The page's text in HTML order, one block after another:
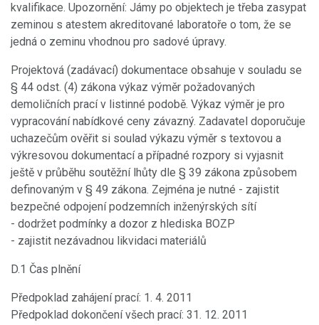
kvalifikace. Upozornění: Jámy po objektech je třeba zasypat
zeminou s atestem akreditované laboratoře o tom, že se
jedná o zeminu vhodnou pro sadové úpravy.
Projektová (zadávací) dokumentace obsahuje v souladu se
§ 44 odst. (4) zákona výkaz výměr požadovaných
demoličních prací v listinné podobě. Výkaz výměr je pro
vypracování nabídkové ceny závazný. Zadavatel doporučuje
uchazečům ověřit si soulad výkazu výměr s textovou a
výkresovou dokumentací a případné rozpory si vyjasnit
ještě v průběhu soutěžní lhůty dle § 39 zákona způsobem
definovaným v § 49 zákona. Zejména je nutné - zajistit
bezpečné odpojení podzemních inženýrských sítí
- dodržet podmínky a dozor z hlediska BOZP
- zajistit nezávadnou likvidaci materiálů
D.1 Čas plnění
Předpoklad zahájení prací: 1. 4. 2011
Předpoklad dokončení všech prací: 31. 12. 2011